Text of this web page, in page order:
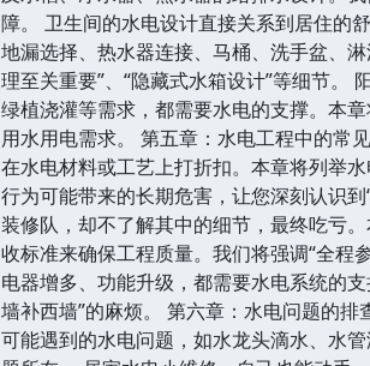
障。 卫生间的水电设计直接关系到居住的
地漏选择、热水器连接、马桶、洗手盆、
理至关重要”、“隐藏式水箱设计”等细节。
绿植浇灌等需求，都需要水电的支撑。本
用水用电需求。 第五章：水电工程中的常
在水电材料或工艺上打折扣。本章将列举
行为可能带来的长期危害，让您深刻认识
装修队，却不了解其中的细节，最终吃亏
收标准来确保工程质量。我们将强调“全程
电器增多、功能升级，都需要水电系统的
墙补西墙”的麻烦。 第六章：水电问题的
可能遇到的水电问题，如水龙头滴水、水